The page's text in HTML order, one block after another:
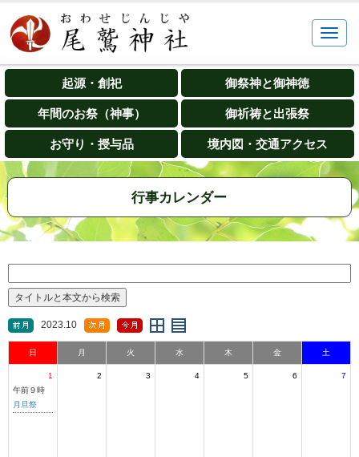
起源・創祀 御祭神と御神徳
年間のお祭（神事） 御祈祷と出張祭
お守り・授与品 境内図・交通アクセス
行事カレンダー
2023.10
日 月 火 水 木 金 土
1
午前９時
月旦祭
2 3 4 5 6 7